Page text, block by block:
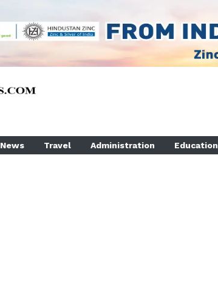
News Travel Administration Education